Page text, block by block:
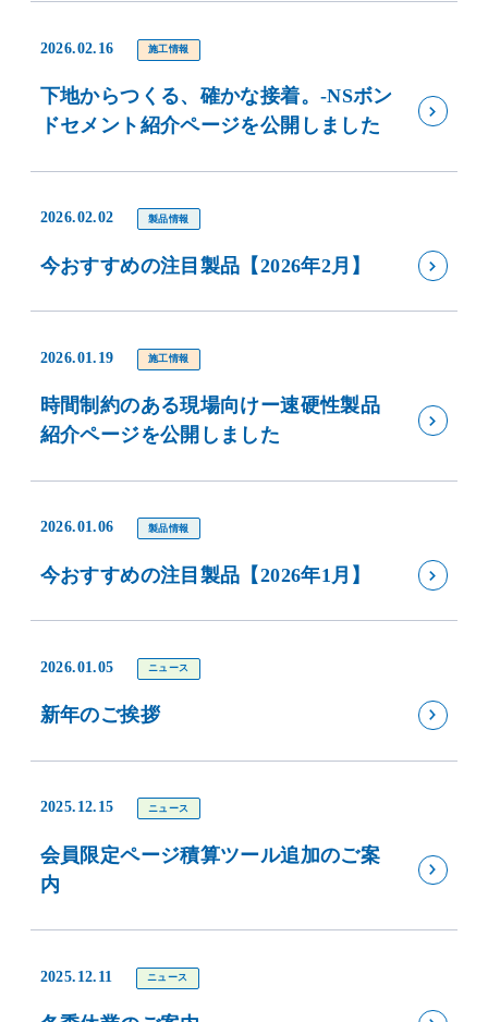
2026.02.16 施工情報
下地からつくる、確かな接着。-NSボン
ドセメント紹介ページを公開しました
2026.02.02 製品情報
今おすすめの注目製品【2026年2月】
2026.01.19 施工情報
時間制約のある現場向けー速硬性製品
紹介ページを公開しました
2026.01.06 製品情報
今おすすめの注目製品【2026年1月】
2026.01.05 ニュース
新年のご挨拶
2025.12.15 ニュース
会員限定ページ積算ツール追加のご案
内
2025.12.11 ニュース